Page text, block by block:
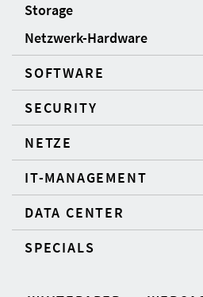
Storage
Netzwerk-Hardware
SOFTWARE
SECURITY
NETZE
IT-MANAGEMENT
DATA CENTER
SPECIALS